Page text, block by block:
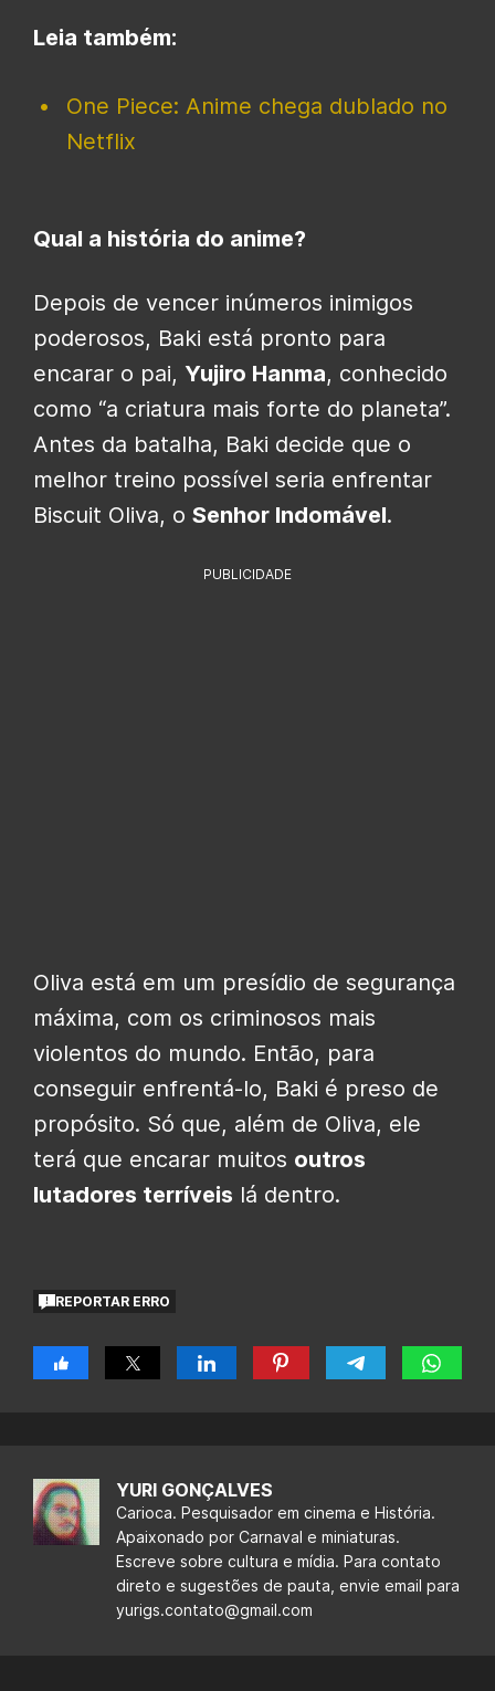
Leia também:
One Piece: Anime chega dublado no
Netflix
Qual a história do anime?
Depois de vencer inúmeros inimigos
poderosos, Baki está pronto para
encarar o pai, Yujiro Hanma, conhecido
como “a criatura mais forte do planeta”.
Antes da batalha, Baki decide que o
melhor treino possível seria enfrentar
Biscuit Oliva, o Senhor Indomável.
PUBLICIDADE
Oliva está em um presídio de segurança
máxima, com os criminosos mais
violentos do mundo. Então, para
conseguir enfrentá-lo, Baki é preso de
propósito. Só que, além de Oliva, ele
terá que encarar muitos outros
lutadores terríveis lá dentro.
REPORTAR ERRO
YURI GONÇALVES
Carioca. Pesquisador em cinema e História.
Apaixonado por Carnaval e miniaturas.
Escreve sobre cultura e mídia. Para contato
direto e sugestões de pauta, envie email para
yurigs.contato@gmail.com